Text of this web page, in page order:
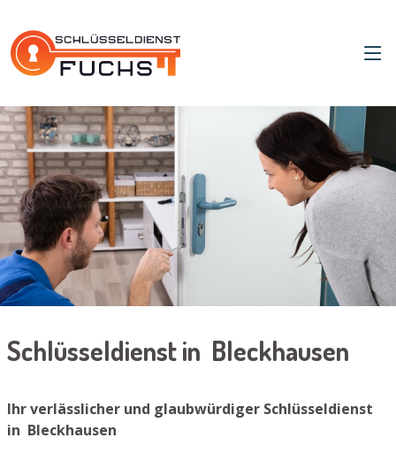
Schlüsseldienst in Bleckhausen
Ihr verlässlicher und glaubwürdiger Schlüsseldienst
in Bleckhausen